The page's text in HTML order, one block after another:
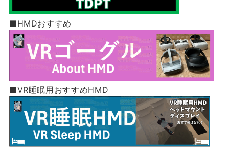
■HMDおすすめ
■VR睡眠用おすすめHMD